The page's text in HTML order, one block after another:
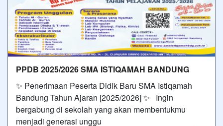
PPDB 2025/2026 SMA ISTIQAMAH BANDUNG
✨ Penerimaan Peserta Didik Baru SMA Istiqamah
Bandung Tahun Ajaran [2025/2026] ✨ Ingin
bergabung di sekolah yang akan membentukmu
menjadi generasi unggu